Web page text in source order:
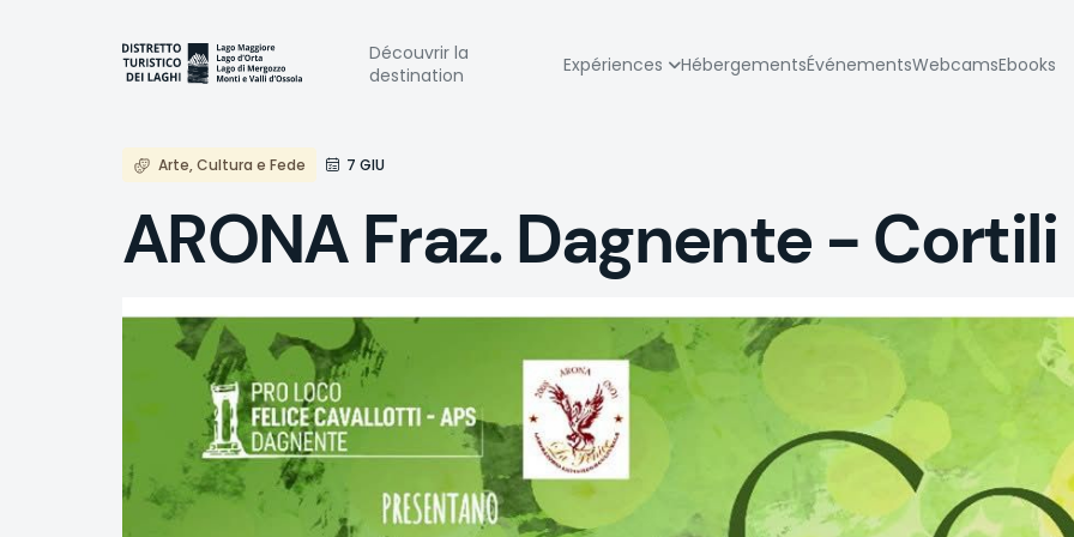
Navigazione
principale
Découvrir la
destination
Expériences HébergementsÉvénementsWebcamsEbooks
Arte, Cultura e Fede 7 GIU
ARONA Fraz. Dagnente -